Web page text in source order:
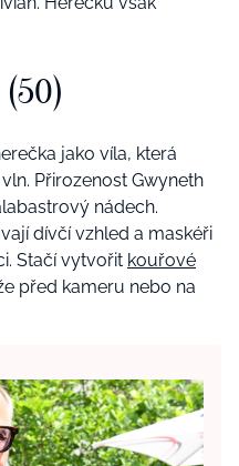
jako víla, která
Přirozenost Gwyneth
nádech.
dívčí vzhled a maskéři
Stačí vytvořit kouřové
před kameru nebo na